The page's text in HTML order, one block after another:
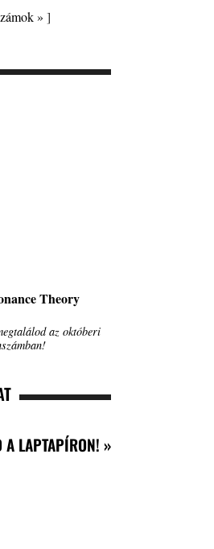
» ]
Theory
az októberi
A LAPTAPÍRON! »